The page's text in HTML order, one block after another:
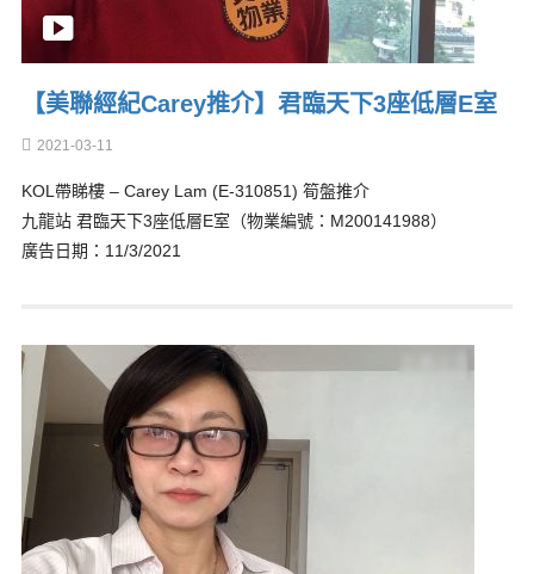
【美聯經紀Carey推介】君臨天下3座低層E室
2021-03-11
KOL帶睇樓 – Carey Lam (E-310851) 筍盤推介
九龍站 君臨天下3座低層E室（物業編號：M200141988）
廣告日期：11/3/2021